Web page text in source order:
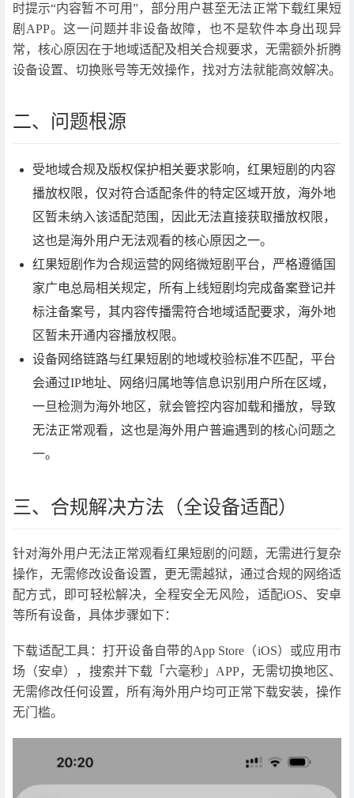
时提示“内容暂不可用”，部分用户甚至无法正常下载红果短
剧APP。这一问题并非设备故障，也不是软件本身出现异
常，核心原因在于地域适配及相关合规要求，无需额外折腾
设备设置、切换账号等无效操作，找对方法就能高效解决。
二、问题根源
受地域合规及版权保护相关要求影响，红果短剧的内容
播放权限，仅对符合适配条件的特定区域开放，海外地
区暂未纳入该适配范围，因此无法直接获取播放权限，
这也是海外用户无法观看的核心原因之一。
红果短剧作为合规运营的网络微短剧平台，严格遵循国
家广电总局相关规定，所有上线短剧均完成备案登记并
标注备案号，其内容传播需符合地域适配要求，海外地
区暂未开通内容播放权限。
设备网络链路与红果短剧的地域校验标准不匹配，平台
会通过IP地址、网络归属地等信息识别用户所在区域，
一旦检测为海外地区，就会管控内容加载和播放，导致
无法正常观看，这也是海外用户普遍遇到的核心问题之
一。
三、合规解决方法（全设备适配）
针对海外用户无法正常观看红果短剧的问题，无需进行复杂
操作，无需修改设备设置，更无需越狱，通过合规的网络适
配方式，即可轻松解决，全程安全无风险，适配iOS、安卓
等所有设备，具体步骤如下：
下载适配工具：打开设备自带的App Store（iOS）或应用市
场（安卓），搜索并下载「六毫秒」APP，无需切换地区、
无需修改任何设置，所有海外用户均可正常下载安装，操作
无门槛。